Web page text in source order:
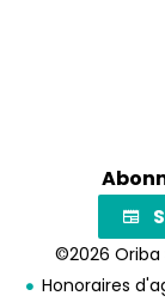
©2026
Honoraires